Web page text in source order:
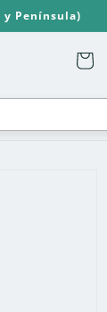
y Península)
Carrito